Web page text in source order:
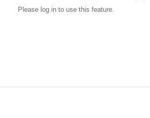
Please log in to use this feature.